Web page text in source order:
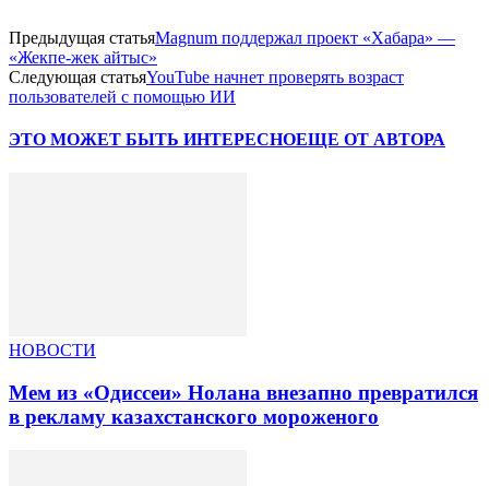
Предыдущая статьяMagnum поддержал проект «Хабара» —
«Жекпе-жек айтыс»
Следующая статьяYouTube начнет проверять возраст
пользователей с помощью ИИ
ЭТО МОЖЕТ БЫТЬ ИНТЕРЕСНОЕЩЕ ОТ АВТОРА
НОВОСТИ
Мем из «Одиссеи» Нолана внезапно превратился
в рекламу казахстанского мороженого